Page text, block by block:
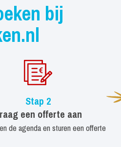
bij
Stap 2
een offerte aan
de agenda en sturen een offerte